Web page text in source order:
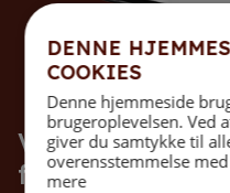
Verdens første
flagstang
DENNE
COOKIES
Denne hjemmeside
brugeroplevelsen. Ved
giver du samtykke til
overensstemmelse
mere